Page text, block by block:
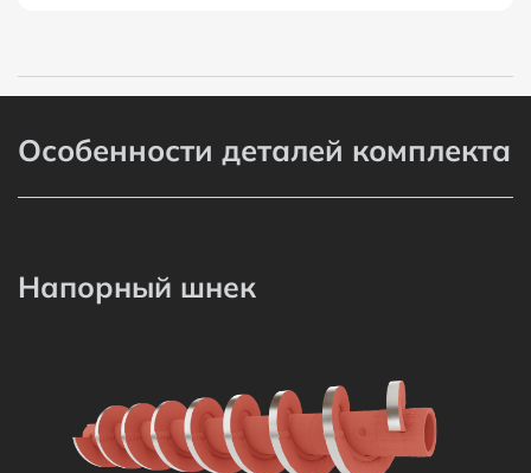
Особенности деталей комплекта
Напорный шнек